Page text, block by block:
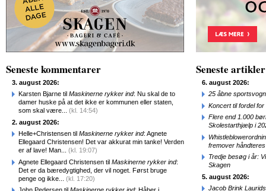
Seneste kommentarer
3. august 2026:
Karsten Bjarne til Maskinerne rykker ind: Nu skal de to
damer huske på at det ikke er kommunen eller staten,
som skal være... (kl. 14:54)
2. august 2026:
Helle+Christensen til Maskinerne rykker ind: Agnete
Ellegaard Christensen! Det var akkurat min tanke! Verden
er af lave! Man... (kl. 19:07)
Agnete Ellegaard Christensen til Maskinerne rykker ind:
Det er da bæredygtighed, der vil noget. Først bruge
penge og ikke... (kl. 17:20)
Seneste artikler
6. august 2026:
25 åbne
Koncert til fordel
Flere end 1.000
Skolestarthjælp i
fremover
Tredje besøg i år:
Skagen
5. august 2026:
Jacob Brink